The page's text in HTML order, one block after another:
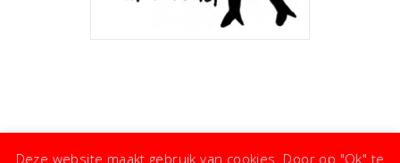
Deze website maakt gebruik van cookies. Door op "Ok" te